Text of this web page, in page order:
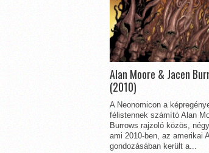
Alan Moore & Jacen
(2010)
A Neonomicon a
félistennek számító Alan
Burrows rajzoló közös,
ami 2010-ben, az amerikai
gondozásában került a...